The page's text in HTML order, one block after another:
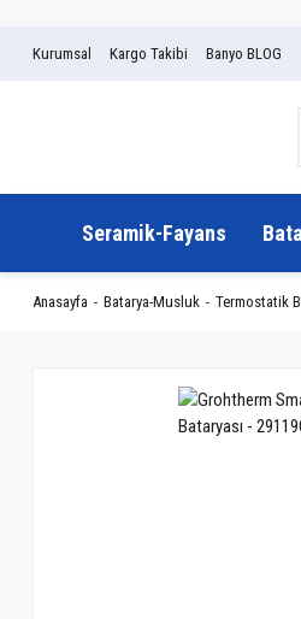
Kurumsal Kargo Takibi Banyo BLOG
Seramik-Fayans
Anasayfa Batarya-Musluk Termostatik